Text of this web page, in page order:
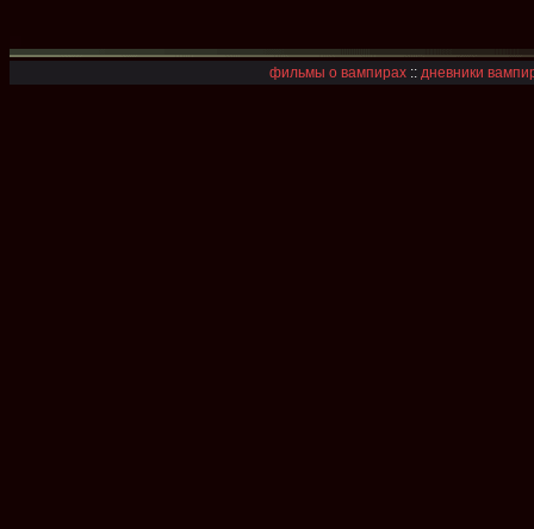
фильмы о вампирах :: дневники